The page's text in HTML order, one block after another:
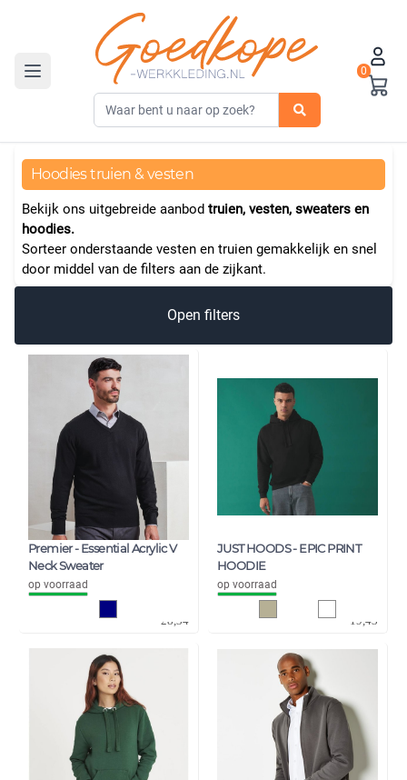
Toggle navigation
0
Hoodies truien & vesten
Bekijk ons uitgebreide aanbod truien, vesten, sweaters en
hoodies.
Sorteer onderstaande vesten en truien gemakkelijk en snel
door middel van de filters aan de zijkant.
Open filters
Premier - Essential Acrylic V
Neck Sweater
op voorraad
28,34
JUST HOODS - EPIC PRINT
HOODIE
op voorraad
19,43